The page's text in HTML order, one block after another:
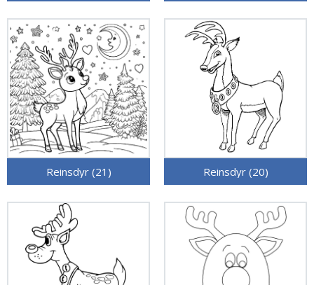
Reinsdyr (21) Reinsdyr (20)